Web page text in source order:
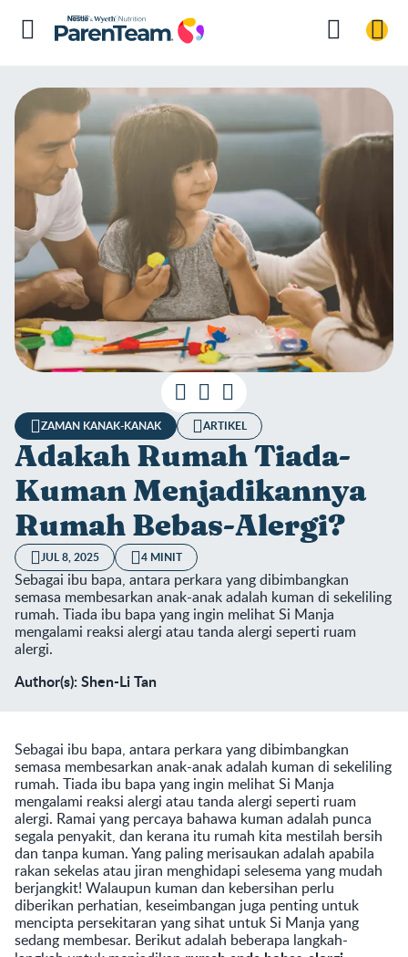
ZAMAN KANAK-KANAK ARTIKEL
Adakah Rumah Tiada-
Kuman Menjadikannya
Rumah Bebas-Alergi?
JUL 8, 2025 4 MINIT
Sebagai ibu bapa, antara perkara yang dibimbangkan
semasa membesarkan anak-anak adalah kuman di sekeliling
rumah. Tiada ibu bapa yang ingin melihat Si Manja
mengalami reaksi alergi atau tanda alergi seperti ruam
alergi.
Author(s): Shen-Li Tan
Sebagai ibu bapa, antara perkara yang dibimbangkan
semasa membesarkan anak-anak adalah kuman di sekeliling
rumah. Tiada ibu bapa yang ingin melihat Si Manja
mengalami reaksi alergi atau tanda alergi seperti ruam
alergi. Ramai yang percaya bahawa kuman adalah punca
segala penyakit, dan kerana itu rumah kita mestilah bersih
dan tanpa kuman. Yang paling merisaukan adalah apabila
rakan sekelas atau jiran menghidapi selesema yang mudah
berjangkit! Walaupun kuman dan kebersihan perlu
diberikan perhatian, keseimbangan juga penting untuk
mencipta persekitaran yang sihat untuk Si Manja yang
sedang membesar. Berikut adalah beberapa langkah-